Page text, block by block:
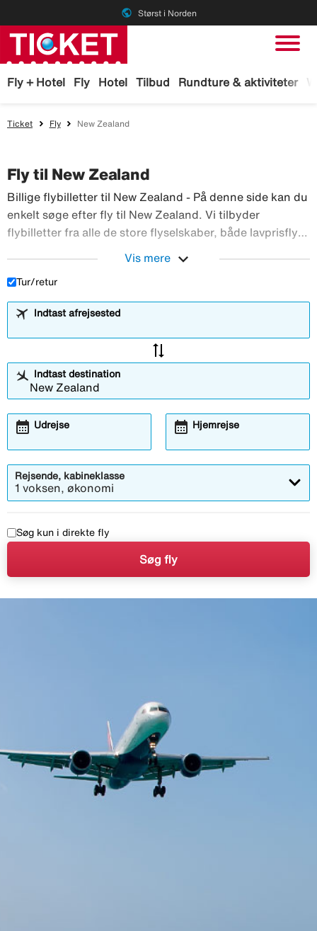
public Størst i Norden
Fly + Hotel Fly Hotel Tilbud Rundture & aktiviteter
Ticket Fly New Zealand
Fly til New Zealand
Billige flybilletter til New Zealand - På denne side kan du
enkelt søge efter fly til New Zealand. Vi tilbyder
flybilletter fra alle de store flyselskaber, både lavprisfly
online.Billige flybilletter til New Zealand - På denne side
Vis mere expand_more
Tur/retur
Indtast afrejsested
sync_alt
Indtast destination
Udrejse
calendar_month Hjemrejse
calendar_month
Rejsende, kabineklasse
1 voksen, økonomi
Søg kun i direkte fly
Søg fly